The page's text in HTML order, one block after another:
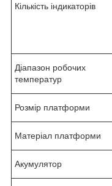
Кількість індикаторів
Діапазон робочих
температур
Розмір платформи
Матеріал платформи
Акумулятор